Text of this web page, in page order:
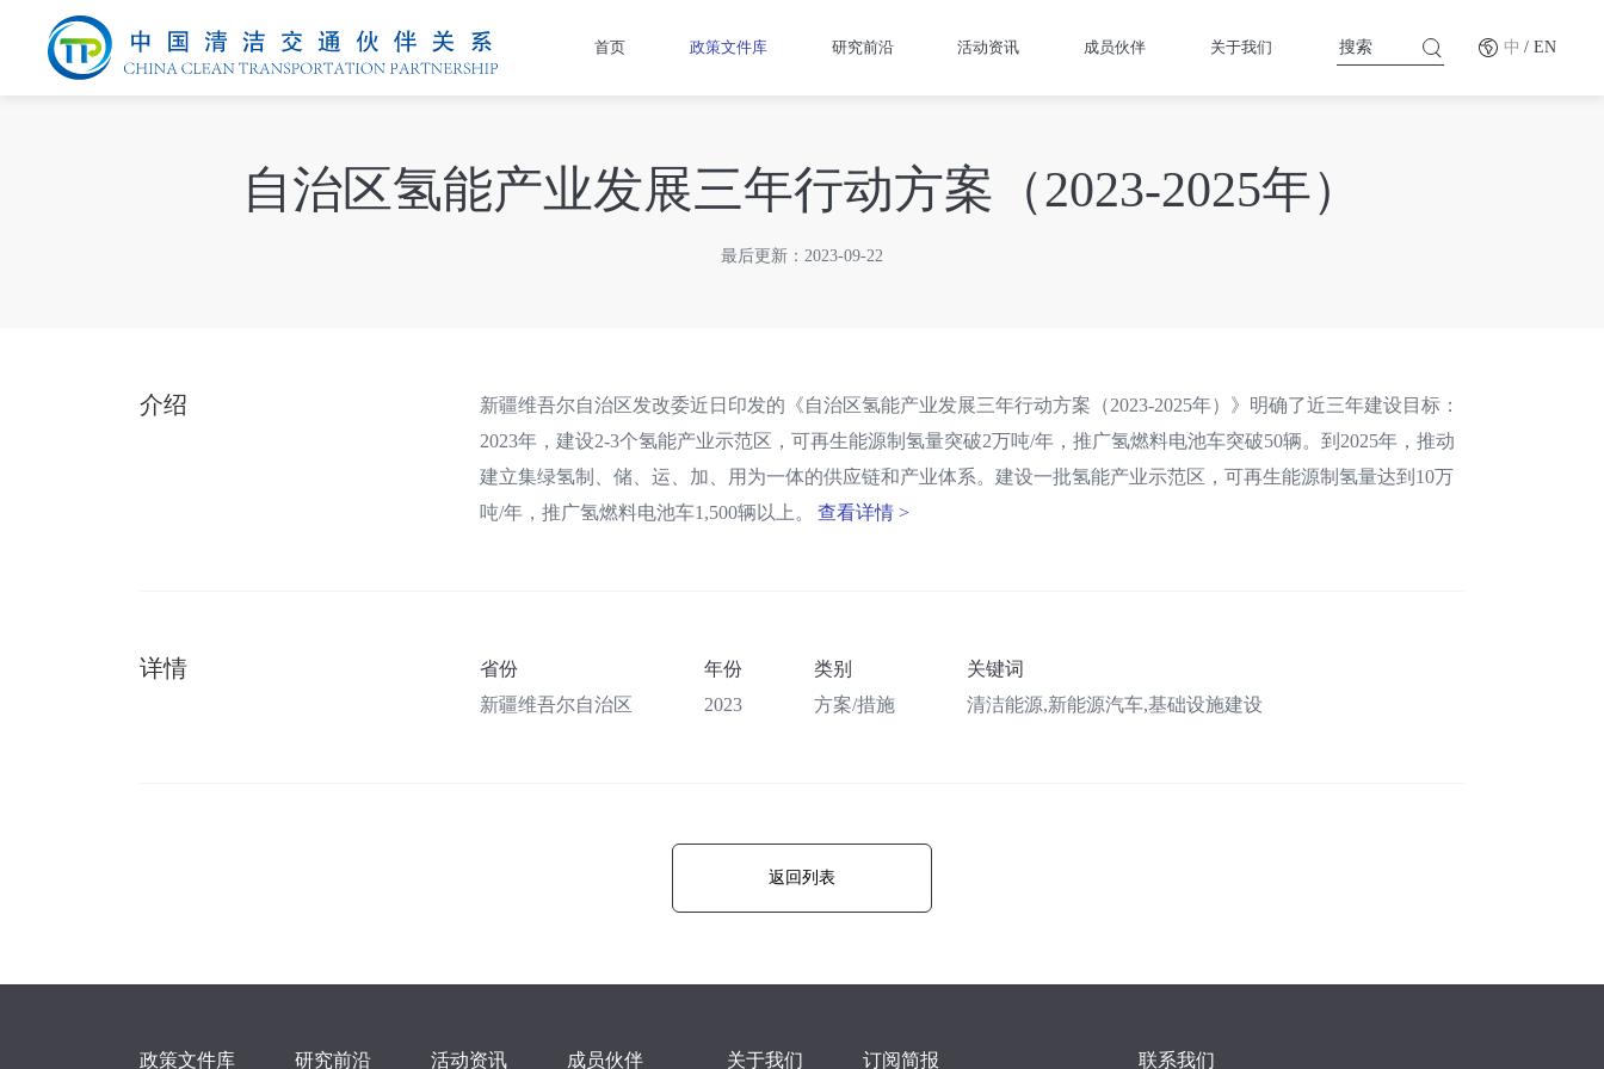
首页 政策文件库 研究前沿 活动资讯 成员伙伴 关于我们 中 / EN
自治区氢能产业发展三年行动方案（2023-2025年）
最后更新：2023-09-22
介绍
新疆维吾尔自治区发改委近日印发的《自治区氢能产业发展三年行动方案（2023-2025年）》明确了近三年建设目标：
2023年，建设2-3个氢能产业示范区，可再生能源制氢量突破2万吨/年，推广氢燃料电池车突破50辆。到2025年，推动
建立集绿氢制、储、运、加、用为一体的供应链和产业体系。建设一批氢能产业示范区，可再生能源制氢量达到10万
吨/年，推广氢燃料电池车1,500辆以上。
查看详情 >
详情
省份
新疆维吾尔自治区
年份
2023
类别
方案/措施
关键词
清洁能源,新能源汽车,基础设施建设
返回列表
政策文件库 研究前沿 活动资讯 成员伙伴 关于我们 订阅简报 联系我们